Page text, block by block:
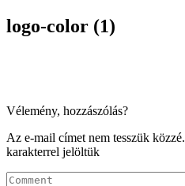
logo-color (1)
Vélemény, hozzászólás?
Az e-mail címet nem tesszük közzé.
karakterrel jelöltük